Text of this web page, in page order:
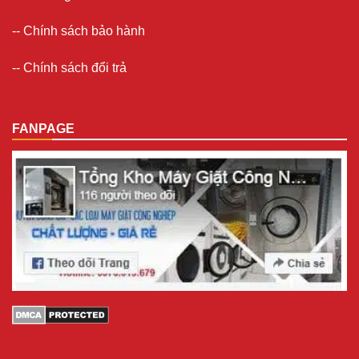
-- Chính sách bảo hành
-- Chính sách đổi trả
FANPAGE